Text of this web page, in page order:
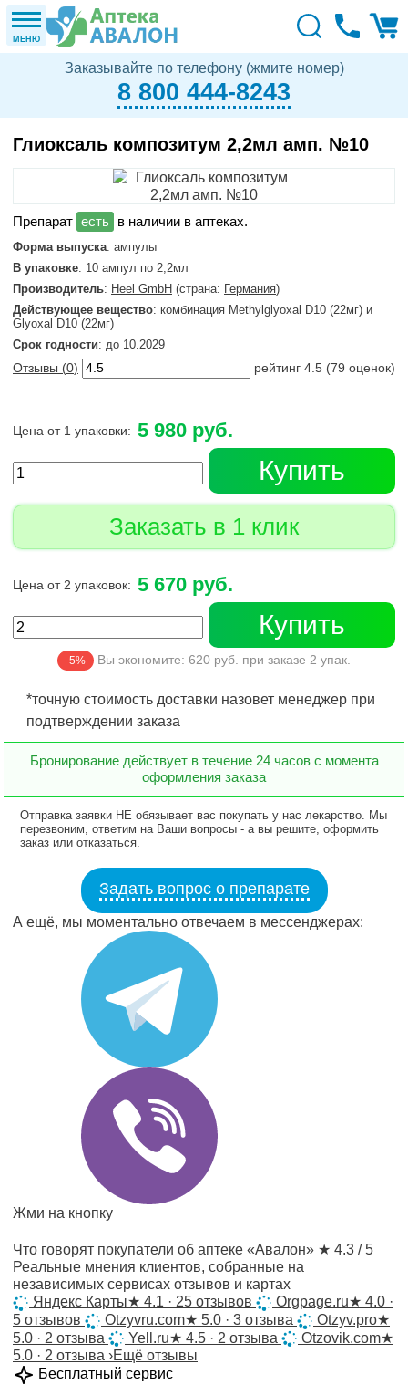
МЕНЮ
Заказывайте по телефону (жмите номер)
8 800 444-8243
Глиоксаль композитум 2,2мл амп. №10
в наличии в аптеках.
Форма выпуска: ампулы
В упаковке: 10 ампул по 2,2мл
Производитель: Heel GmbH (страна: Германия)
Действующее вещество: комбинация Methylglyoxal D10 (22мг) и
Glyoxal D10 (22мг)
Срок годности: до 10.2029
Отзывы (0) рейтинг 4.5 (79 оценок)
Цена от 1 упаковки: 5 980 руб.
Купить
Заказать в 1 клик
Цена от 2 упаковок: 5 670 руб.
Купить
-5% Вы экономите: 620 руб. при заказе 2 упак.
*точную стоимость доставки назовет менеджер при
подтверждении заказа
Бронирование действует в течение 24 часов с момента
оформления заказа
Отправка заявки НЕ обязывает вас покупать у нас лекарство. Мы
перезвоним, ответим на Ваши вопросы - а вы решите, оформить
заказ или отказаться.
Задать вопрос о препарате
А ещё, мы моментально отвечаем в мессенджерах:
Жми на кнопку
Что говорят покупатели об аптеке «Авалон» ★ 4.3 / 5
Реальные мнения клиентов, собранные на
независимых сервисах отзывов и картах
Яндекс Карты★ 4.1 · 25 отзывов Orgpage.ru★ 4.0 ·
5 отзывов
Otzyvru.com★ 5.0 · 3 отзыва Otzyv.pro★
5.0 · 2 отзыва
Yell.ru★ 4.5 · 2 отзыва Otzovik.com★
5.0 · 2 отзыва ›Ещё отзывы
Бесплатный сервис